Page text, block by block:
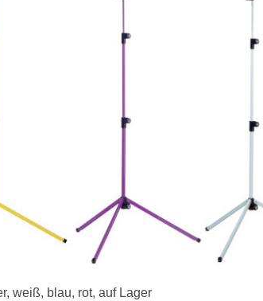
weiß, blau, rot, auf Lager